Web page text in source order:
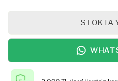
STOKTA